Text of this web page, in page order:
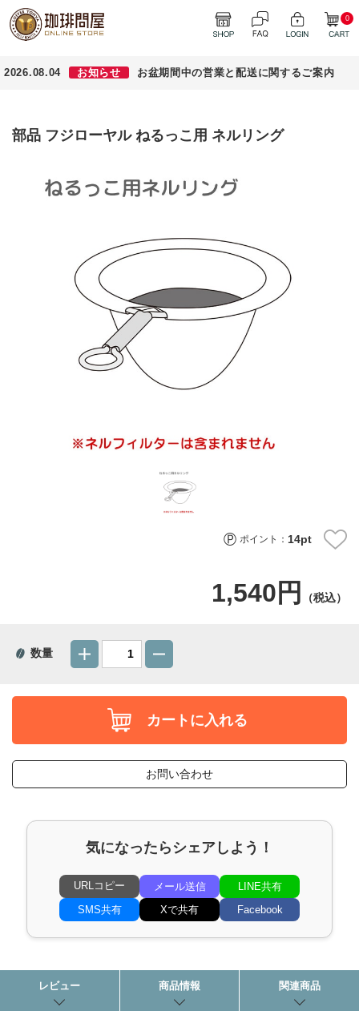
0
2026.08.04 お知らせ お盆期間中の営業と配送に関するご案内
部品 フジローヤル ねるっこ用 ネルリング
ポイント： 14pt
1,540円 （税込）
数量
カートに入れる
お問い合わせ
気になったらシェアしよう！
URLコピー メール送信
LINE共有
SMS共有
Xで共有 Facebook
レビュー 商品情報 関連商品